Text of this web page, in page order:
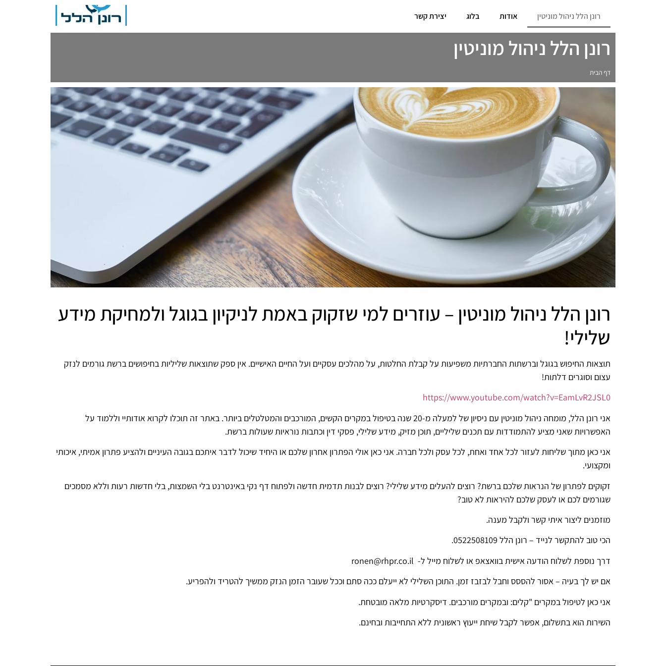
רונן הלל ניהול מוניטין אודות בלוג יצירת קשר
רונן הלל ניהול מוניטין
דף הבית
רונן הלל ניהול מוניטין – עוזרים למי שזקוק באמת לניקיון בגוגל ולמחיקת מידע
שלילי!
תוצאות החיפוש בגוגל וברשתות החברתיות משפיעות על קבלת החלטות, על מהלכים עסקיים ועל החיים האישיים. אין ספק שתוצאות שליליות בחיפושים ברשת גורמים לנזק
עצום וסוגרים דלתות!
https://www.youtube.com/watch?v=EamLvR2JSL0
אני רונן הלל, מומחה ניהול מוניטין עם ניסיון של למעלה מ-20 שנה בטיפול במקרים הקשים, המורכבים והמטלטלים ביותר. באתר זה תוכלו לקרוא אודותיי וללמוד על
האפשרויות שאני מציע להתמודדות עם תכנים שליליים, תוכן מזיק, מידע שלילי, פסקי דין וכתבות נוראיות שעולות ברשת.
אני כאן מתוך שליחות לעזור לכל אחד ואחת, לכל עסק ולכל חברה. אני כאן אולי הפתרון אחרון שלכם או היחיד שיכול לדבר איתכם בגובה העיניים ולהציע פתרון אמיתי, איכותי
ומקצועי.
זקוקים לפתרון של הנראות שלכם ברשת? רוצים להעלים מידע שלילי? רוצים לבנות תדמית חדשה ולפתוח דף נקי באינטרנט בלי השמצות, בלי חדשות רעות וללא מסמכים
שגורמים לכם או לעסק שלכם להיראות לא טוב?
מוזמנים ליצור איתי קשר ולקבל מענה.
הכי טוב להתקשר לנייד – רונן הלל 0522508109.
דרך נוספת לשלוח הודעה אישית בוואצאפ או לשלוח מייל ל- ronen@rhpr.co.il
אם יש לך בעיה – אסור להססס וחבל לבזבז זמן. התוכן השלילי לא ייעלם ככה סתם וככל שעובר הזמן הנזק ממשיך להטריד ולהפריע.
אני כאן לטיפול במקרים "קלים: ובמקרים מורכבים. דיסקרטיות מלאה מובטחת.
השירות הוא בתשלום, אפשר לקבל שיחת ייעוץ ראשונית ללא התחייבות ובחינם.